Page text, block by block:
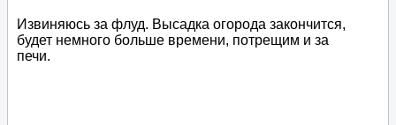
Извиняюсь за флуд. Высадка огорода закончится,
будет немного больше времени, потрещим и за
печи.